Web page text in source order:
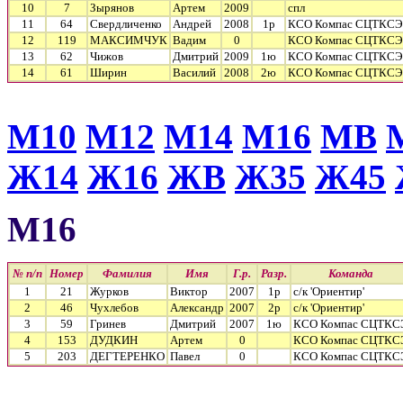
10
7 Зырянов Артем 2009
спл
11
64 Свердличенко Андрей 2008 1р
КСО Компас СЦТКСЭ
12
119 МАКСИМЧУК Вадим 0
КСО Компас СЦТКСЭ
13
62 Чижов Дмитрий 2009 1ю
КСО Компас СЦТКСЭ
14
61 Ширин Василий 2008 2ю КСО Компас СЦТКСЭ
М10 М12 М14 М16 МВ
Ж14 Ж16 ЖВ Ж35 Ж45
М16
№ п/п Номер Фамилия Имя Г.р. Разр.
Команда
1
21 Журков Виктор 2007 1р
с/к 'Ориентир'
2
46 Чухлебов Александр 2007 2р
с/к 'Ориентир'
3
59 Гринев Дмитрий 2007 1ю
КСО Компас
4
153 ДУДКИН Артем 0
КСО Компас
5
203 ДЕГТЕРЕНКО Павел 0 КСО Компас